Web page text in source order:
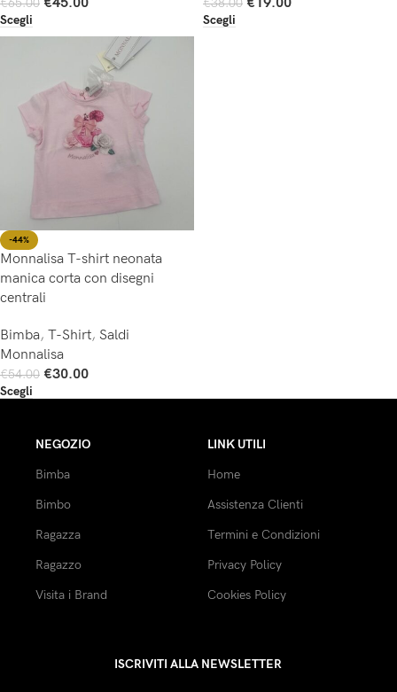
€65.00
Scegli
€38.00
Scegli
-44%
Monnalisa T-shirt neonata
manica corta con disegni
centrali
Bimba, T-Shirt, Saldi
Monnalisa
€54.00 €30.00
Scegli
NEGOZIO
Bimba
Bimbo
Ragazza
Ragazzo
Visita i Brand
LINK UTILI
Home
Assistenza Clienti
Termini e Condizioni
Privacy Policy
Cookies Policy
ISCRIVITI ALLA NEWSLETTER